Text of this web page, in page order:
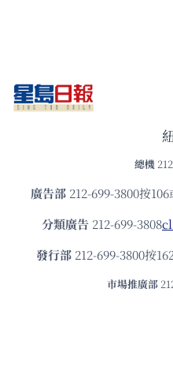
總機
廣告部212-699-3800按106
分類廣告 212-699-3808
發⾏部 212-699-3800按
市場推廣部